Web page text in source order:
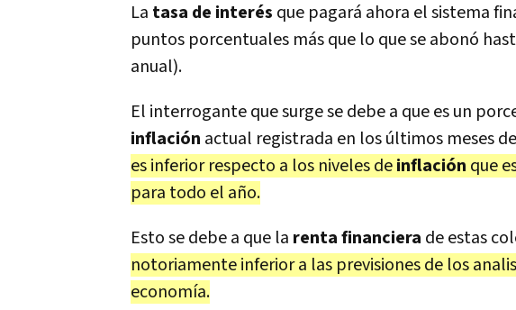
La tasa de interés que pagará ahora el sistema
puntos porcentuales más que lo que se abonó
anual).
El interrogante que surge se debe a que es un
inflación actual registrada en los últimos meses
es inferior respecto a los niveles deinflación que
para todo el año.
Esto se debe a que la renta financiera de estas
notoriamente inferior a las previsiones de los
economía.